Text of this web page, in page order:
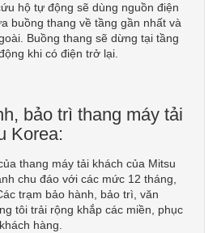
hộ tự động sẽ dùng nguồn điện
buồng thang về tầng gần nhất và
Buồng thang sẽ dừng tại tầng
khi có điện trở lại.
bảo trì thang máy tải
Korea:
thang máy tải khách của Mitsu
chu đáo với các mức 12 tháng,
trạm bảo hành, bảo trì, văn
tôi trải rộng khắp các miền, phục
hàng.